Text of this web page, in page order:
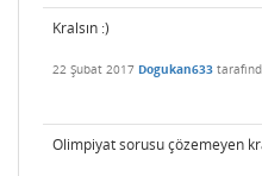
Kralsın :)
22 Şubat 2017 Dogukan633
Olimpiyat sorusu çözemeyen